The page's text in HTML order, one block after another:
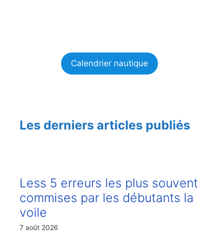
Calendrier nautique
Les derniers articles publiés
Less 5 erreurs les plus souvent
commises par les débutants la
voile
7 août 2026